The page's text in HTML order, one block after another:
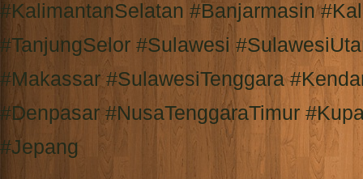
#KalimantanSelatan #Banjarmasin
#TanjungSelor #Sulawesi
#Makassar #SulawesiTenggara
#Denpasar #NusaTenggaraTimur
#Jepang